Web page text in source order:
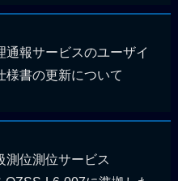
通報サービスのユーザイ
様書の更新について
測位測位サービス